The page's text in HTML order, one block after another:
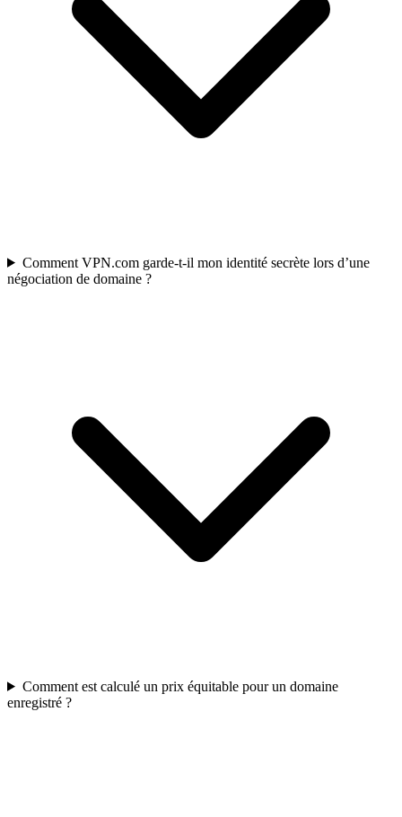
Comment VPN.com garde-t-il mon identité secrète lors d’une
négociation de domaine ?
Comment est calculé un prix équitable pour un domaine
enregistré ?